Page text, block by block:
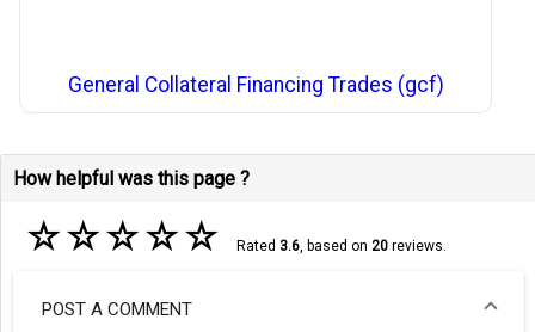
General Collateral Financing Trades (gcf)
How helpful was this page ?
☆☆☆☆☆ Rated 3.6, based on 20reviews.
POST A COMMENT